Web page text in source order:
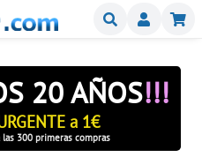
Buscar
20 AÑOS!!!
a 1€
300 primeras compras